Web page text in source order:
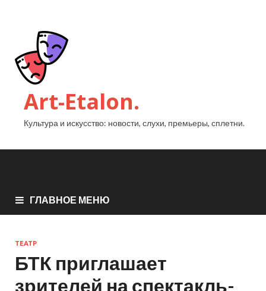
Art-Etalon.
Культура и искусство: новости, слухи, премьеры, сплетни.
ГЛАВНОЕ МЕНЮ
ТЕАТР
БТК приглашает
зрителей на спектакль-